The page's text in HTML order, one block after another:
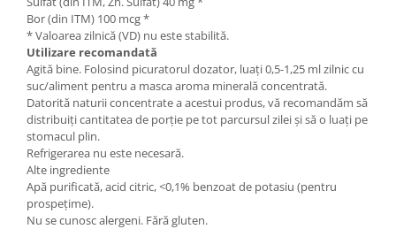
Bor (din ITM) 100 mcg *
* Valoarea zilnică (VD) nu este stabilită.
Utilizare recomandată
Agită bine. Folosind picuratorul dozator, luați 0,5-1,25 ml zilnic cu
suc/aliment pentru a masca aroma minerală concentrată.
Datorită naturii concentrate a acestui produs, vă recomandăm să
distribuiți cantitatea de porție pe tot parcursul zilei și să o luați pe
stomacul plin.
Refrigerarea nu este necesară.
Alte ingrediente
Apă purificată, acid citric, <0,1% benzoat de potasiu (pentru
prospețime).
Nu se cunosc alergeni. Fără gluten.